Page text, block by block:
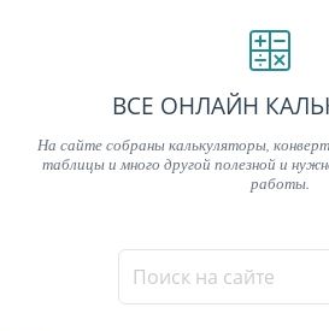
ВСЕ ОНЛАЙН
На сайте собраны калькуляторы,
таблицы и много другой полезной и
работы.